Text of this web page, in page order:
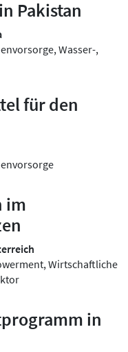
Pakistan
Wasser-,
für den
im
Wirtschaftliche
in